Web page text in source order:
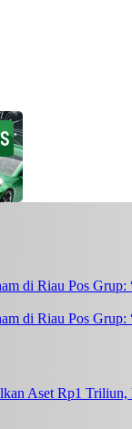
di Riau Pos
Aset Rp1 Triliun,